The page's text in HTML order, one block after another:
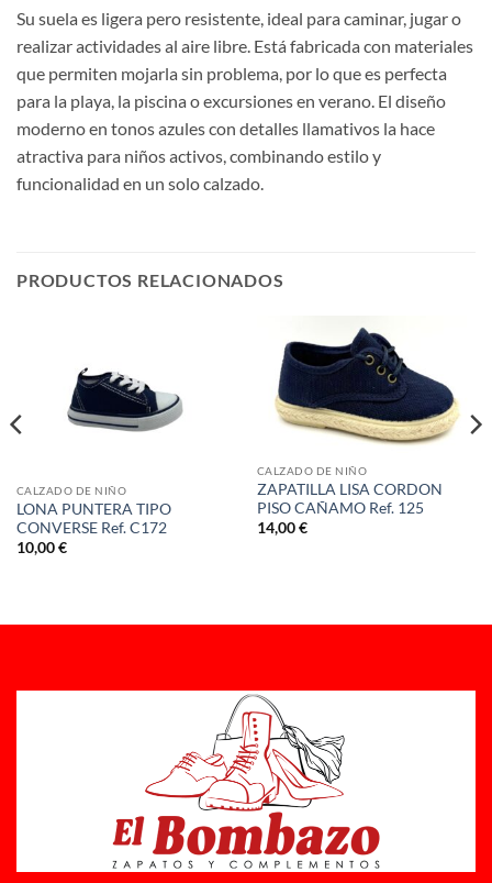
Su suela es ligera pero resistente, ideal para caminar, jugar o
realizar actividades al aire libre. Está fabricada con materiales
que permiten mojarla sin problema, por lo que es perfecta
para la playa, la piscina o excursiones en verano. El diseño
moderno en tonos azules con detalles llamativos la hace
atractiva para niños activos, combinando estilo y
funcionalidad en un solo calzado.
PRODUCTOS RELACIONADOS
CALZADO DE NIÑO
LONA PUNTERA TIPO
CONVERSE Ref. C172
10,00€
CALZADO DE NIÑO
ZAPATILLA LISA CORDON
PISO CAÑAMO Ref. 125
14,00€